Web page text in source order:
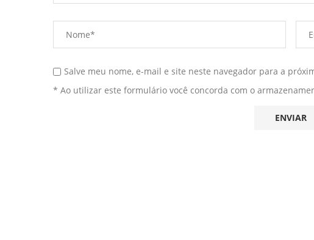
Salve meu nome, e-mail e site neste navegador para a
* Ao utilizar este formulário você concorda com o